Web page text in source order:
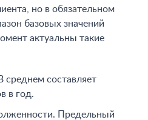
но в обязательном
базовых значений
актуальны такие
среднем составляет
в год.
Предельный